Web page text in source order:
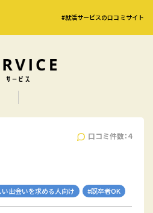
#就活サービスの口コミサイト
口コミ件数：4
出会いを求める人向け #既卒者OK